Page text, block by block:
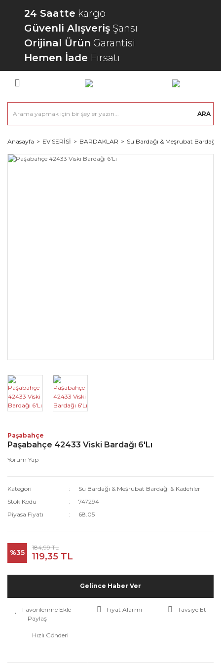
24 Saatte kargo
Güvenli Alışveriş Şansı
Orijinal Ürün Garantisi
Hemen İade Fırsatı
ARA
Anasayfa EV SERİSİ BARDAKLAR Su Bardağı & Meşrubat Bardağı
Paşabahçe
Paşabahçe 42433 Viski Bardağı 6'Lı
Yorum Yap
Kategori
Su Bardağı & Meşrubat Bardağı & Kadehler
Stok Kodu
747294
Piyasa Fiyatı
68.05
%35
184,99 TL
119,35 TL
Gelince Haber Ver
Fiyat Alarmı
Tavsiye Et
Paylaş
Hızlı Gönderi